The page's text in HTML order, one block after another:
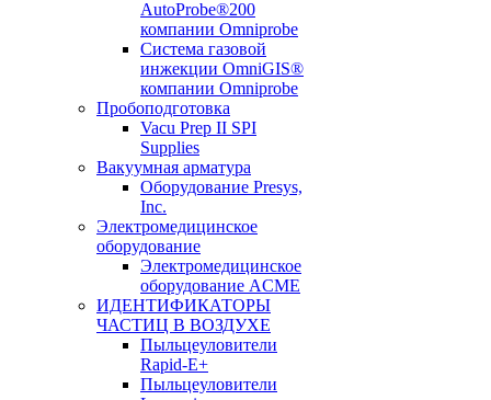
AutoProbe®200
компании Omniprobe
Система газовой
инжекции OmniGIS®
компании Omniprobe
Пробоподготовка
Vacu Prep II SPI
Supplies
Вакуумная арматура
Оборудование Presys,
Inc.
Электромедицинское
оборудование
Электромедицинское
оборудование ACME
ИДЕНТИФИКАТОРЫ
ЧАСТИЦ В ВОЗДУХЕ
Пыльцеуловители
Rapid-E+
Пыльцеуловители